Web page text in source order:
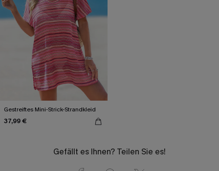
Gestreiftes Mini-Strick-Strandkleid
37,99 €
Gefällt es Ihnen? Teilen Sie es!